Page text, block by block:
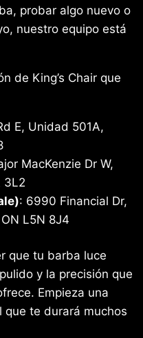
probar algo nuevo o
nuestro equipo está
de King’s Chair que
E, Unidad 501A,
MacKenzie Dr W,
3L2
: 6990 Financial Dr,
L5N 8J4
que tu barba luce
y la precisión que
Empieza una
que te durará muchos